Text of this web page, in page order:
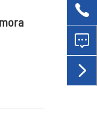


